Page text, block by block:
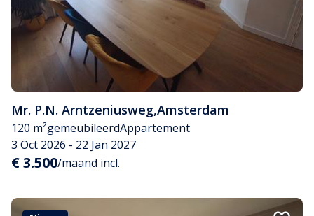
Mr. P.N. Arntzeniusweg,Amsterdam
120 m²gemeubileerdAppartement
3 Oct 2026 - 22 Jan 2027
€ 3.500/maand incl.